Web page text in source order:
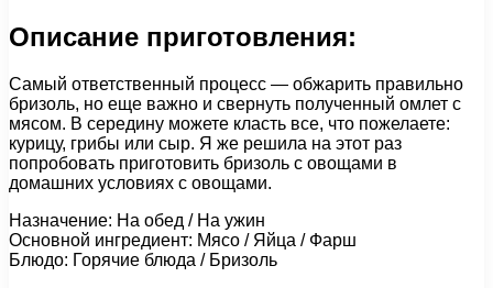
Описание приготовления:
Самый ответственный процесс — обжарить правильно
бризоль, но еще важно и свернуть полученный омлет с
мясом. В середину можете класть все, что пожелаете:
курицу, грибы или сыр. Я же решила на этот раз
попробовать приготовить бризоль с овощами в
домашних условиях с овощами.
Назначение: На обед / На ужин
Основной ингредиент: Мясо / Яйца / Фарш
Блюдо: Горячие блюда / Бризоль